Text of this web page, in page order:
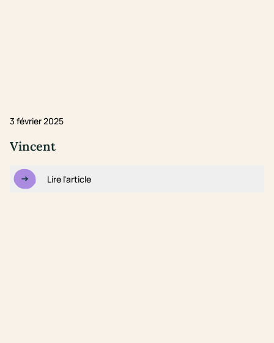
3 février 2025
Vincent
Lire l'article